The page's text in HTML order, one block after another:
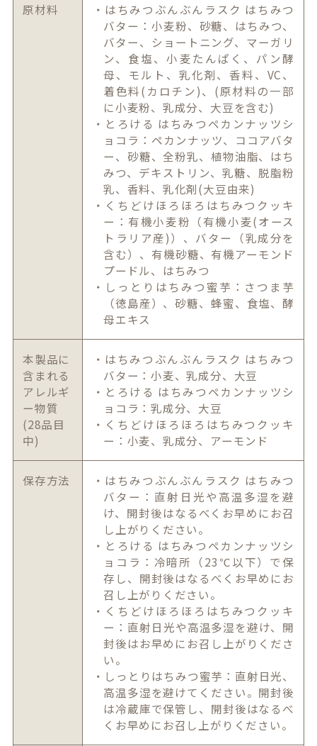
原材料
・はちみつぶんぶんラスク はちみつ
バター：小麦粉、砂糖、はちみつ、
バター、ショートニング、マーガリ
ン、食塩、小麦たんぱく、パン酵
母、モルト、乳化剤、香料、VC、
着色料(カロチン)、(原材料の一部
に小麦粉、乳成分、大豆を含む)
・とろける はちみつペカンナッツシ
ョコラ：ペカンナッツ、ココアバタ
ー、砂糖、全粉乳、植物油脂、はち
みつ、デキストリン、乳糖、脱脂粉
乳、香料、乳化剤(大豆由来)
・くちどけほろほろはちみつクッキ
ー：有機小麦粉（有機小麦(オース
トラリア産)）、バター（乳成分を
含む）、有機砂糖、有機アーモンド
プードル、はちみつ
・しっとりはちみつ蜜芋：さつま芋
（徳島産）、砂糖、蜂蜜、食塩、酵
母エキス
本製品に
含まれる
アレルギ
ー物質
(28品目
中)
・はちみつぶんぶんラスク はちみつ
バター：小麦、乳成分、大豆
・とろける はちみつペカンナッツシ
ョコラ：乳成分、大豆
・くちどけほろほろはちみつクッキ
ー：小麦、乳成分、アーモンド
保存方法
・はちみつぶんぶんラスク はちみつ
バター：直射日光や高温多湿を避
け、開封後はなるべくお早めにお召
し上がりください。
・とろける はちみつペカンナッツシ
ョコラ：冷暗所（23℃以下）で保
存し、開封後はなるべくお早めにお
召し上がりください。
・くちどけほろほろはちみつクッキ
ー：直射日光や高温多湿を避け、開
封後はお早めにお召し上がりくださ
い。
・しっとりはちみつ蜜芋：直射日光、
高温多湿を避けてください。開封後
は冷蔵庫で保管し、開封後はなるべ
くお早めにお召し上がりください。